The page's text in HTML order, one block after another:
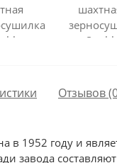
Отзывов
в 1952 году и
завода